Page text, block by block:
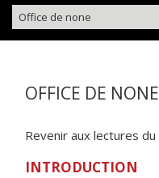
Office de none
OFFICE DE NONE
Revenir aux lectures du
INTRODUCTION